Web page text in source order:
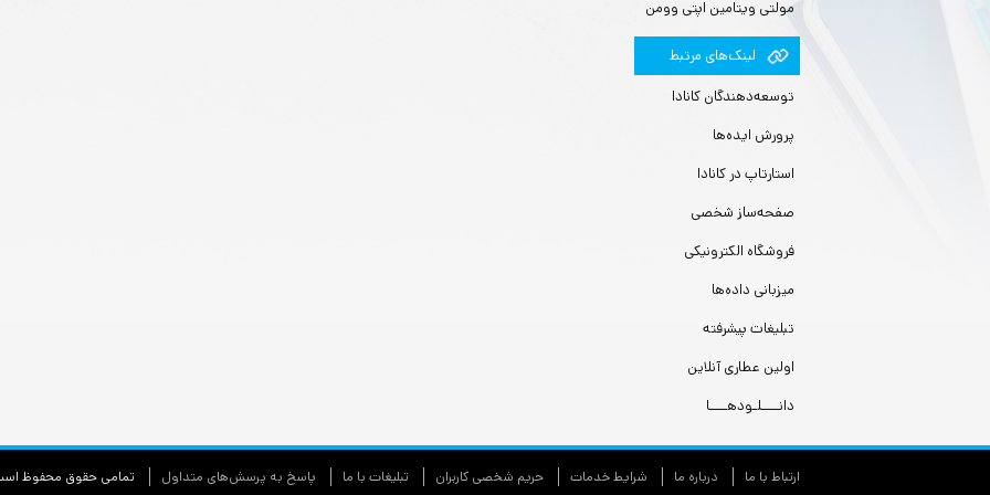
مولتی ویتامین اپتی وومن
لينك‌های مرتبط
توسعه‌دهندگان کانادا
پرورش ایده‌ها
استارتاپ در کانادا
صفحه‌ساز شخصی
فروشگاه الکترونیکی
میزبانی داده‌ها
تبلیغات پیشرفته
اولین عطاری آنلاین
دانــــلـودهــــا
ارتباط با ما درباره ما شرایط خدمات حريم شخصی كاربران تبليغات با ما پاسخ به پرسش‌های متداول تمامی حقوق محفوظ